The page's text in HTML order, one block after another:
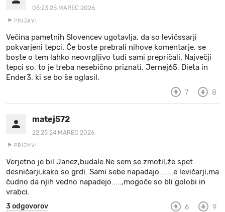
05:23 25.MAREC 2026.
PRIJAVI
Večina pametnih Slovencev ugotavlja, da so levičssarji
pokvarjeni tepci. Če boste prebrali nihove komentarje, se
boste o tem lahko neovrgljivo tudi sami prepričali. Največji
tepci so, to je treba nesebično priznati, Jernej65, Dieta in
Ender3, ki se bo še oglasil.
7 8
matej572
22:25 24.MAREC 2026.
PRIJAVI
Verjetno je bil Janez,budale.Ne sem se zmotil,že spet
desničarji,kako so grdi. Sami sebe napadajo.......e levičarji,ma
čudno da njih vedno napadejo.....,mogoče so bli golobi in
vrabci.
3 odgovorov 6 9